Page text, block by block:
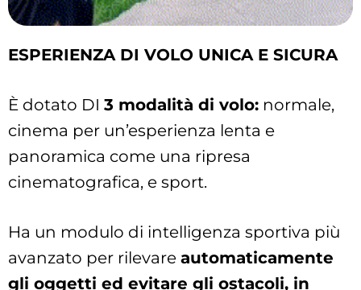
ESPERIENZA DI VOLO UNICA E SICURA
È dotato DI 3 modalità di volo: normale,
cinema per un’esperienza lenta e
panoramica come una ripresa
cinematografica, e sport.
Ha un modulo di intelligenza sportiva più
avanzato per rilevare automaticamente
gli oggetti ed evitare gli ostacoli, in